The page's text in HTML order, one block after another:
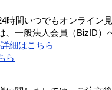
時間いつでもオンライン
一般法人会員（BizID）
細はこちら
ら